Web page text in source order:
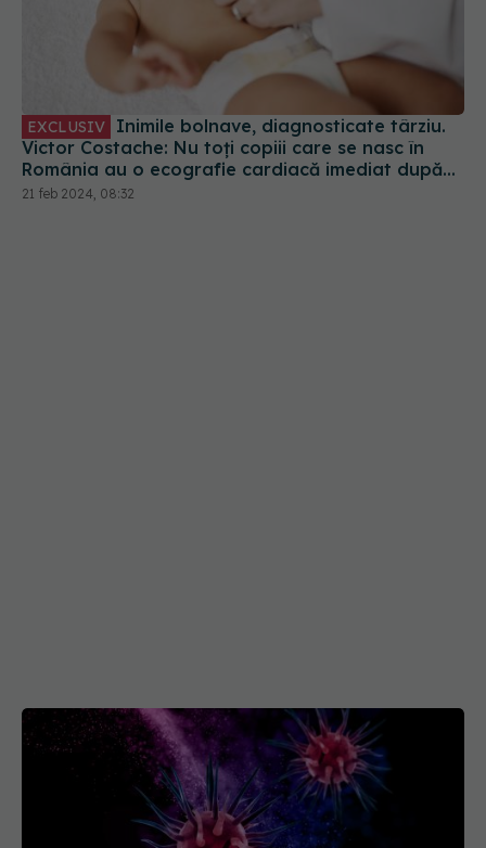
Victor Costache: Nu toți copiii care se nasc în
România au o ecografie cardiacă imediat după
naștere. Asta ar salva mai multe vieți
21 feb 2024, 08:32